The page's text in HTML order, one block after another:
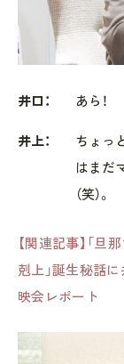
井口： あら！
井上：
ちょっ
はまだ
（笑）。
【関連記事】「旦
剋上」誕生秘話
映会レポート